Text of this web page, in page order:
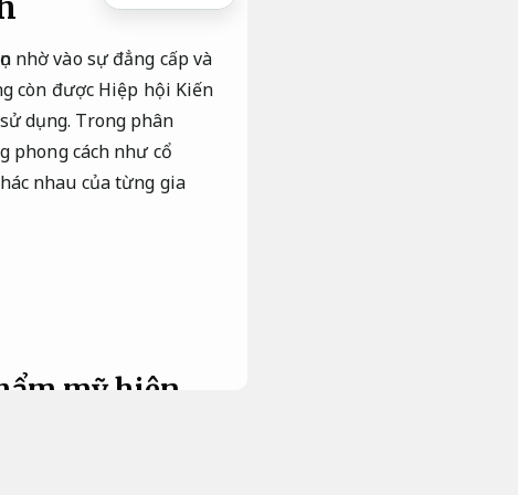
nhờ vào sự đẳng cấp và
còn được Hiệp hội Kiến
dụng. Trong phân
phong cách như cổ
nhau của từng gia
mỹ hiện